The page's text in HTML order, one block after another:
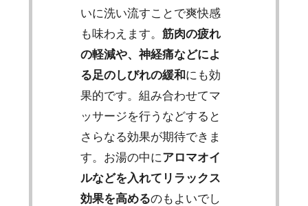
いに洗い流すことで爽快感
も味わえます。筋肉の疲れ
の軽減や、神経痛などによ
る足のしびれの緩和にも効
果的です。組み合わせてマ
ッサージを行うなどすると
さらなる効果が期待できま
す。お湯の中にアロマオイ
ルなどを入れてリラックス
効果を高めるのもよいでし